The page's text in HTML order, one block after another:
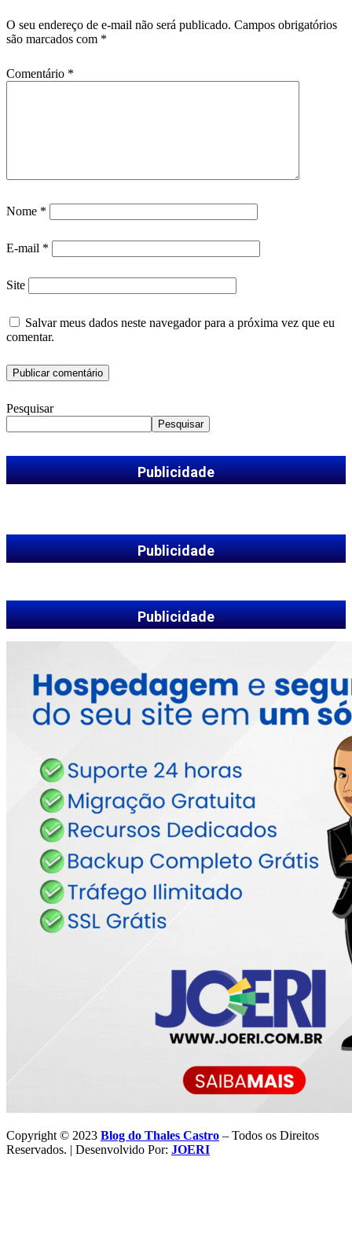
O seu endereço de e-mail não será publicado. Campos obrigatórios
são marcados com *
Comentário *
Nome *
E-mail *
Site
Salvar meus dados neste navegador para a próxima vez que eu
comentar.
Pesquisar
Pesquisar
Publicidade
Publicidade
Publicidade
Copyright © 2023 Blog do Thales Castro – Todos os Direitos
Reservados. | Desenvolvido Por: JOERI